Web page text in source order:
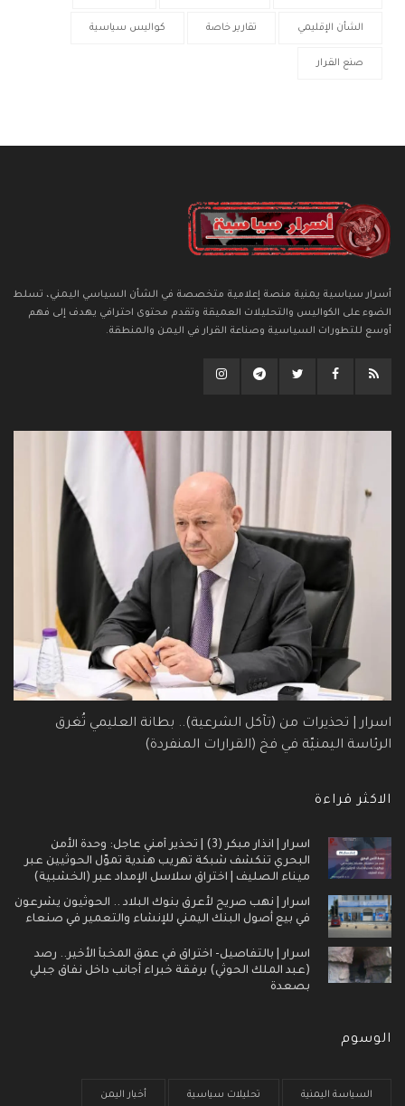
الشأن الإقليمي تقارير خاصة كواليس سياسية
صنع القرار
أسرار سياسية يمنية منصة إعلامية متخصصة في الشأن السياسي اليمني، تسلط
الضوء على الكواليس والتحليلات العميقة وتقدم محتوى احترافي يهدف إلى فهم
أوسع للتطورات السياسية وصناعة القرار في اليمن والمنطقة.
اسرار | تحذيرات من (تآكل الشرعية).. بطانة العليمي تُغرق
الرئاسة اليمنيّة في فخ (القرارات المنفردة)
الاكثر قراءة
اسرار | انذار مبكر (3) | تحذير أمني عاجل: وحدة الأمن
البحري تنكشف شبكة تهريب هندية تموّل الحوثيين عبر
ميناء الصليف | اختراق سلاسل الإمداد عبر (الخشبية)
اسرار | نهب صريح لأعرق بنوك البلاد .. الحوثيون يشرعون
في بيع أصول البنك اليمني للإنشاء والتعمير في صنعاء
اسرار | بالتفاصيل- اختراق في عمق المخبأ الأخير.. رصد
(عبد الملك الحوثي) برفقة خبراء أجانب داخل نفاق جبلي
بصعدة
الوسوم
السياسة اليمنية تحليلات سياسية أخبار اليمن